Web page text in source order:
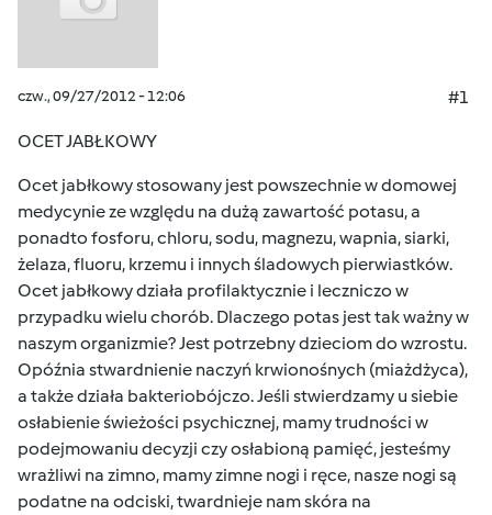
czw., 09/27/2012 - 12:06 #1
OCET JABŁKOWY
Ocet jabłkowy stosowany jest powszechnie w domowej
medycynie ze względu na dużą zawartość potasu, a
ponadto fosforu, chloru, sodu, magnezu, wapnia, siarki,
żelaza, fluoru, krzemu i innych śladowych pierwiastków.
Ocet jabłkowy działa profilaktycznie i leczniczo w
przypadku wielu chorób. Dlaczego potas jest tak ważny w
naszym organizmie? Jest potrzebny dzieciom do wzrostu.
Opóźnia stwardnienie naczyń krwionośnych (miażdżyca),
a także działa bakteriobójczo. Jeśli stwierdzamy u siebie
osłabienie świeżości psychicznej, mamy trudności w
podejmowaniu decyzji czy osłabioną pamięć, jesteśmy
wrażliwi na zimno, mamy zimne nogi i ręce, nasze nogi są
podatne na odciski, twardnieje nam skóra na